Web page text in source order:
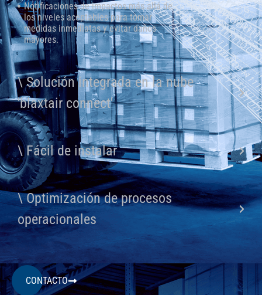
Notificaciones de impactos más allá de
los niveles aceptables para tomar
medidas inmediatas y evitar daños
mayores.
\ Solución integrada en la nube
'blaxtair connect'
\ Fácil de instalar
\ Optimización de procesos
operacionales
CONTACTO